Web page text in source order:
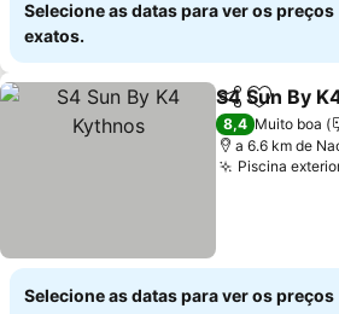
Selecione as datas para ver os preços
exatos.
Partilhar
S4 Sun By
8,4 Muito boa
a 6.6 km de
Piscina
Selecione as datas para ver os preços